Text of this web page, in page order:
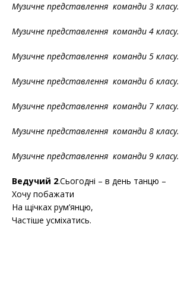
Музичне представлення команди 3 класу.
Музичне представлення команди 4 класу.
Музичне представлення команди 5 класу.
Музичне представлення команди 6 класу.
Музичне представлення команди 7 класу.
Музичне представлення команди 8 класу.
Музичне представлення команди 9 класу.
Ведучий 2.Сьогодні – в день танцю –
Хочу побажати
На щічках рум’янцю,
Частіше усміхатись.